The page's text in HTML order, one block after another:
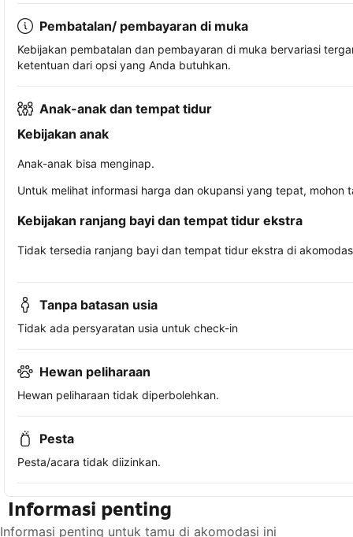
Pembatalan/ pembayaran di muka
Kebijakan pembatalan dan pembayaran di muka bervariasi
ketentuan dari opsi yang Anda butuhkan.
Anak-anak dan tempat tidur
Kebijakan anak
Anak-anak bisa menginap.
Untuk melihat informasi harga dan okupansi yang tepat,
Kebijakan ranjang bayi dan tempat tidur ekstra
Tidak tersedia ranjang bayi dan tempat tidur ekstra di
Tanpa batasan usia
Tidak ada persyaratan usia untuk check-in
Hewan peliharaan
Hewan peliharaan tidak diperbolehkan.
Pesta
Pesta/acara tidak diizinkan.
Informasi penting
Informasi penting untuk tamu di akomodasi ini